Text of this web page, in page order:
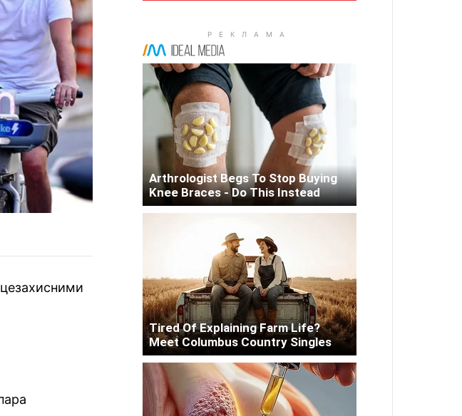
Arthrologist Begs To Stop Buying
Knee Braces - Do This Instead
Tired Of Explaining Farm Life?
Meet Columbus Country Singles